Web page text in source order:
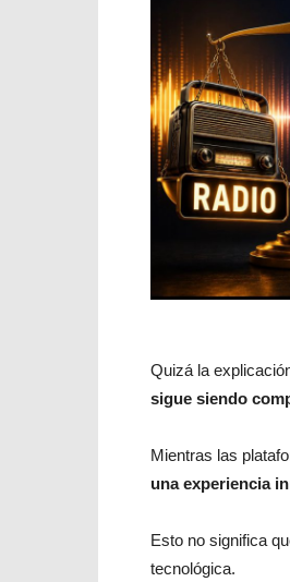
Quizá la
sigue siendo
Mientras las
una experiencia
Esto no significa
tecnológica.